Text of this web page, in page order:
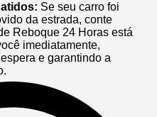
Se seu carro foi
da estrada, conte
Reboque 24 Horas está
imediatamente,
e garantindo a